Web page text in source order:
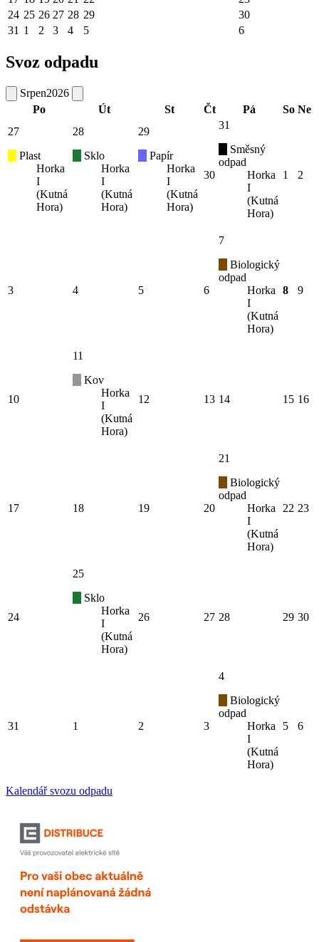
24 25 26 27 28 29
30
31 1 2 3 4 5 6
Svoz odpadu
Srpen2026
Po
Út St Čt Pá So Ne
27
Plast
Horka
I
(Kutná
Hora)
28
Sklo
Horka
I
(Kutná
Hora)
29
Papír
Horka
I
(Kutná
Hora)
30
31
Směsný
odpad
Horka
I
(Kutná
Hora)
1 2
3 4 5 6
7
Biologický
odpad
Horka
I
(Kutná
Hora)
8 9
10
11
Kov
Horka
I
(Kutná
Hora)
12 13 14 15 16
17 18 19 20
21
Biologický
odpad
Horka
I
(Kutná
Hora)
22 23
24
25
Sklo
Horka
I
(Kutná
Hora)
26 27 28 29 30
31 1 2 3
4
Biologický
odpad
Horka
I
(Kutná
Hora)
5 6
Kalendář svozu odpadu